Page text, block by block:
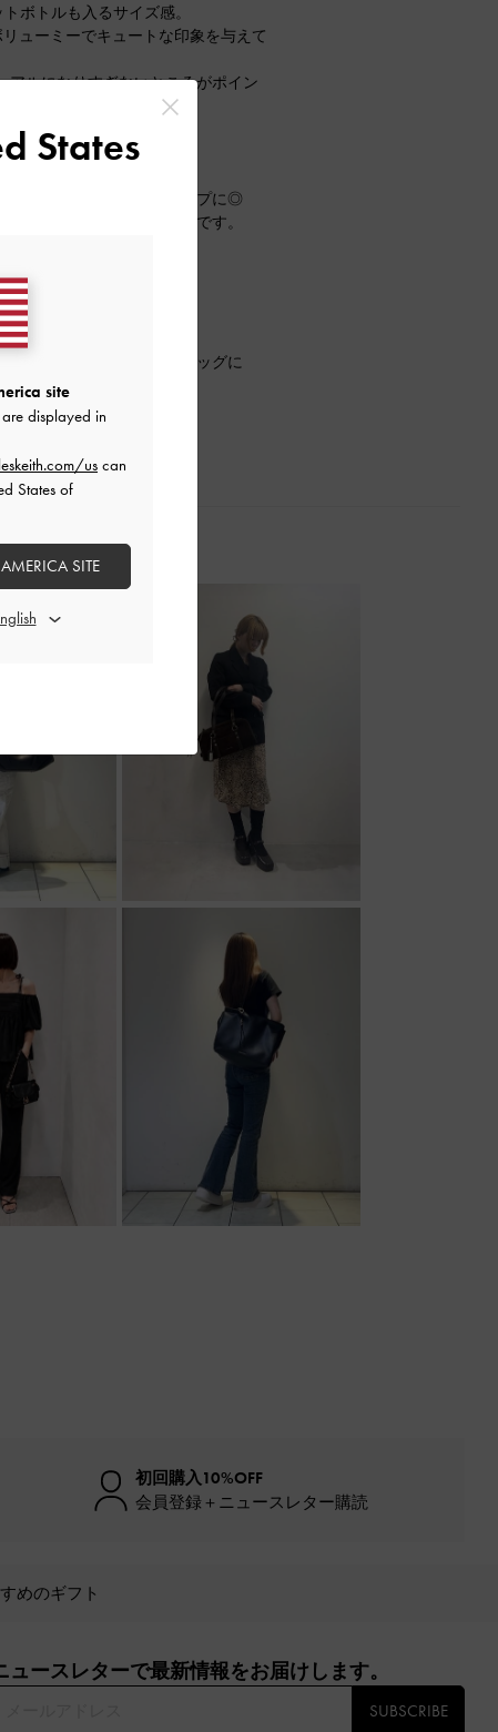
ボトルも入るサイズ感。
ューミーでキュートな印象を与えて
アルになりすぎないところがポイン
着！
ールは自然とスタイルアップに◎
イリングの幅が広がる一足です。
荷しました♡
ペースがあります。
付けることで、マイクロバッグに
初回購入10%OFF
会員登録＋ニュースレター購読
めのギフト
ュースレターで最新情報をお届けします。​
SUBSCRIBE
States
site
displayed in
uscan
States of
SITE